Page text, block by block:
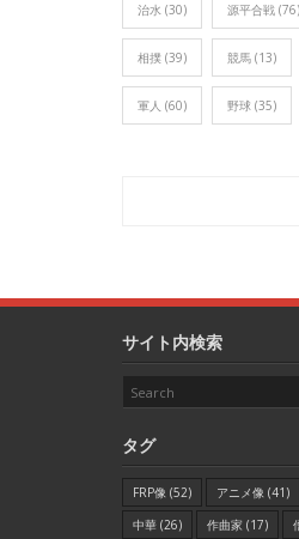
治水 (30) 源平合戦 (76)
相撲 (39) 競馬 (13)
軍人 (60) 野球 (35)
サイト内検索
タグ
FRP像 (52) アニメ像 (41)
中華 (26) 作曲家 (17)